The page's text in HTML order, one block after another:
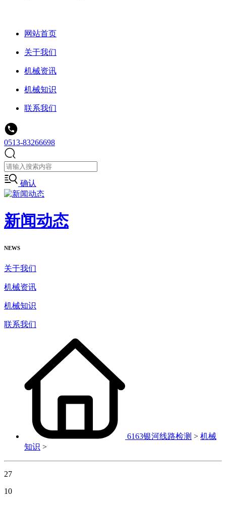
网站首页
关于我们
机械资讯
机械知识
联系我们
0513-83266698
确认
新闻动态
NEWS
关于我们
机械资讯
机械知识
联系我们
6163银河线路检测 > 机械
知识 >
27
10